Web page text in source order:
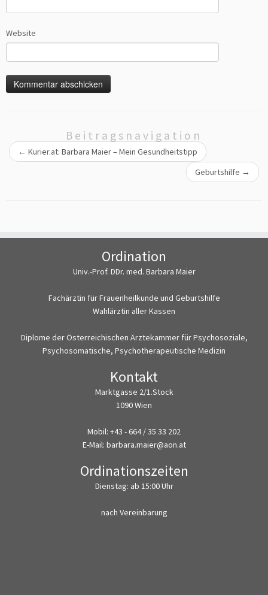
Website
Beitragsnavigation
← Kurier.at: Barbara Maier – Mein Gesundheitstipp
Geburtshilfe →
Ordination
Univ.-Prof. DDr. med. Barbara Maier
Fachärztin für Frauenheilkunde und Geburtshilfe
Wahlärztin aller Kassen
Diplome der Österreichischen Ärztekammer für Psychosoziale,
Psychosomatische, Psychotherapeutische Medizin
Kontakt
Marktgasse 2/1.Stock
1090 Wien
Mobil: +43 - 664 / 35 33 202
E-Mail: barbara.maier@aon.at
Ordinationszeiten
Dienstag: ab 15:00 Uhr
nach Vereinbarung